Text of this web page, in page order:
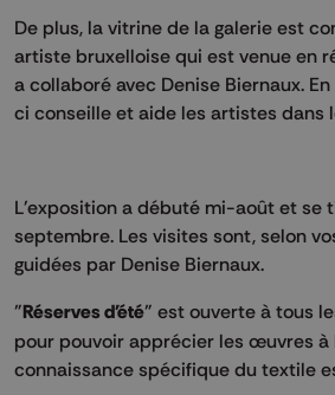
De plus, la vitrine de la galerie est
artiste bruxelloise qui est venue en
a collaboré avec Denise Biernaux.
ci conseille et aide les artistes dans
L'exposition a débuté mi-août et se
septembre. Les visites sont, selon
guidées par Denise Biernaux.
"Réserves d'été" est ouverte à tous
pour pouvoir apprécier les œuvres à
connaissance spécifique du textile